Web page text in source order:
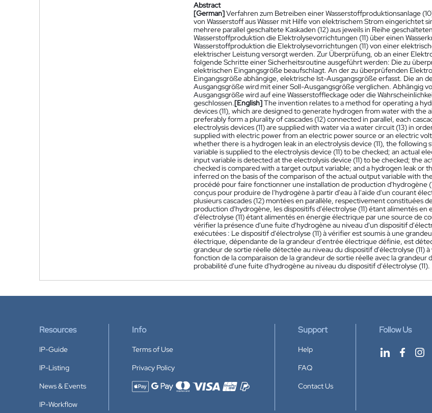
Abstract
[German]Verfahren zum Betreiben einer Wasserstoffproduktionsanlage
von Wasserstoff aus Wasser mit Hilfe von elektrischem Strom eingerichtet
mehrere parallel geschaltete Kaskaden (12) aus jeweils in Reihe
Wasserstoffproduktion die Elektrolysevorrichtungen (11) über einen
Wasserstoffproduktion die Elektrolysevorrichtungen (11) von einer
elektrischer Leistung versorgt werden. Zur Überprüfung, ob an einer
folgende Schritte einer Sicherheitsroutine ausgeführt werden: Die zu
elektrischen Eingangsgröße beaufschlagt. An der zu überprüfenden
Eingangsgröße abhängige, elektrische Ist-Ausgangsgröße erfasst. Die an
Ausgangsgröße wird mit einer Soll-Ausgangsgröße verglichen. Abhängig
Ausgangsgröße wird auf eine Wasserstoffleckage oder die
geschlossen.[English]The invention relates to a method for operating a
devices (11), which are designed to generate hydrogen from water with the
preferably form a plurality of cascades (12) connected in parallel, each
electrolysis devices (11) are supplied with water via a water circuit (13) in
supplied with electric power from an electric power source or an electric
whether there is a hydrogen leak in an electrolysis device (11), the
variable is supplied to the electrolysis device (11) to be checked; an actual
input variable is detected at the electrolysis device (11) to be checked; the
checked is compared with a target output variable; and a hydrogen leak or
inferred on the basis of the comparison of the actual output variable with
procédé pour faire fonctionner une installation de production d'hydrogène
conçus pour produire de l'hydrogène à partir d'eau à l'aide d'un courant
plusieurs cascades (12) montées en parallèle, respectivement constituées
production d'hydrogène, les dispositifs d'électrolyse (11) étant alimentés
d'électrolyse (11) étant alimentés en énergie électrique par une source de
vérifier la présence d'une fuite d'hydrogène au niveau d'un dispositif
exécutées : Le dispositif d'électrolyse (11) à vérifier est soumis à une
électrique, dépendante de la grandeur d'entrée électrique définie, est
grandeur de sortie réelle détectée au niveau du dispositif d'électrolyse (11)
fonction de la comparaison de la grandeur de sortie réelle avec la
probabilité d'une fuite d'hydrogène au niveau du dispositif d'électrolyse (11).
Resources
IP-Guide
IP-Listing
News & Events
IP-Workflow
Info
Terms of Use
Privacy Policy
Accepted payment methods
Support
Help
FAQ
Contact Us
Follow Us